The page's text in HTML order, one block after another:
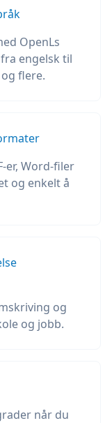
OpenLs
engelsk til
flere.
er, Word-filer
og enkelt å
og
og jobb.
når du